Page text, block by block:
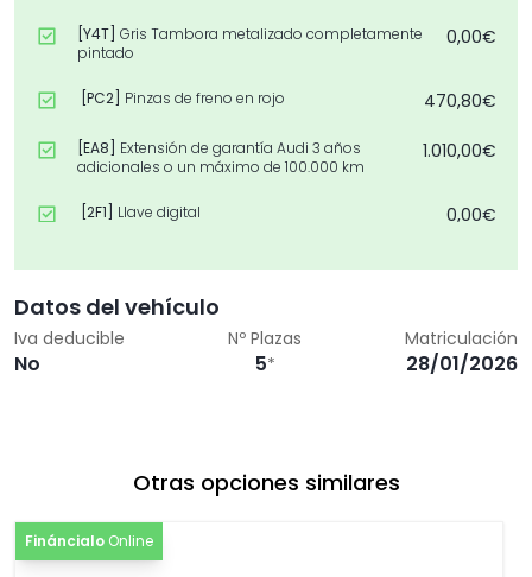
[Y4T] Gris Tambora metalizado completamente
pintado
0,00€
[PC2] Pinzas de freno en rojo 470,80€
[EA8]
Extensión de garantía Audi 3 años
adicionales o un máximo de 100.000 km
1.010,00€
[2F1] Llave digital 0,00€
0,00€
[PQ2] Paquete Confort
Baras longitudinales del techo en color
443,33€
Paquete accesorios
Datos del vehículo
Iva deducible
No
Nº Plazas
5*
Matriculación
28/01/2026
Otras opciones similares
Fináncialo Online